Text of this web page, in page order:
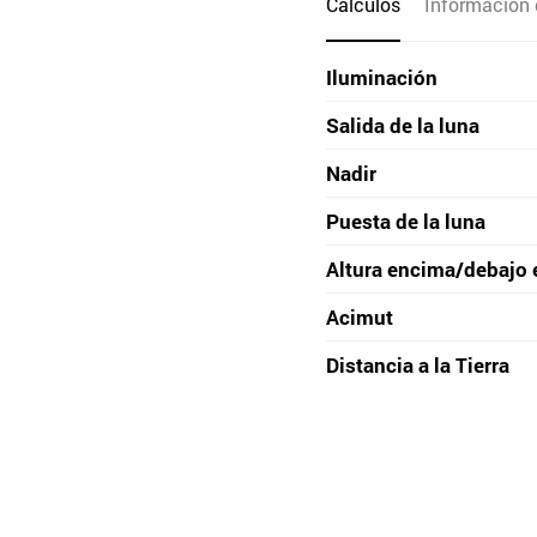
Iluminación
Salida de la luna
Nadir
Puesta de la luna
Altura encima/debajo
Acimut
Distancia a la Tierra